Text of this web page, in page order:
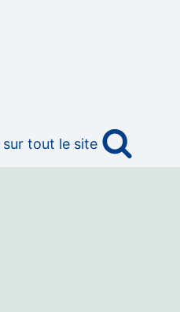
sur tout le site